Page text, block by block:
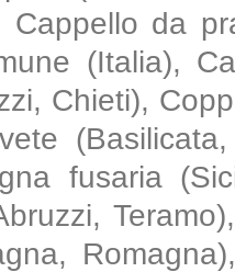
Cappello da
(Italia),
Chieti),
fusaria